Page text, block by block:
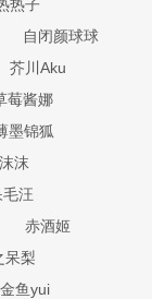
热子
自闭颜球球
芥川Aku
莓酱娜
墨锦狐
沫
汪
赤酒姬
呆梨
金鱼yui